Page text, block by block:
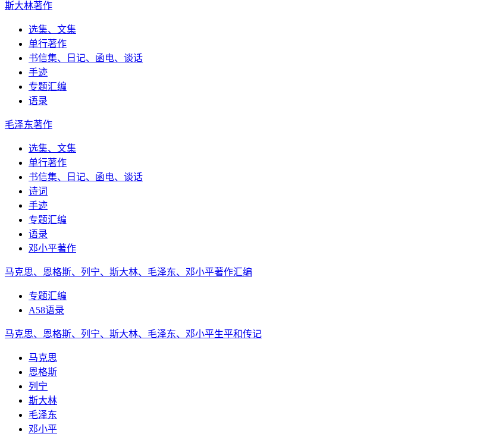
斯大林著作
选集、文集
单行著作
书信集、日记、函电、谈话
手迹
专题汇编
语录
毛泽东著作
选集、文集
单行著作
书信集、日记、函电、谈话
诗词
手迹
专题汇编
语录
邓小平著作
马克思、恩格斯、列宁、斯大林、毛泽东、邓小平著作汇编
专题汇编
A58语录
马克思、恩格斯、列宁、斯大林、毛泽东、邓小平生平和传记
马克思
恩格斯
列宁
斯大林
毛泽东
邓小平